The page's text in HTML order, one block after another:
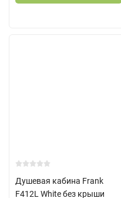
Душевая кабина Frank
F412L White без крыши